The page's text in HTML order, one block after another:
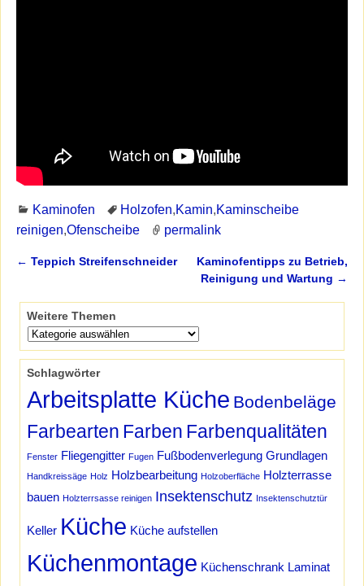
Kaminofen Holzofen,Kamin,Kaminscheibe
reinigen,Ofenscheibe permalink
← Teppich Streifenschneider
Kaminofentipps zu Betrieb,
Reinigung und Wartung →
Weitere Themen
Schlagwörter
Arbeitsplatte Küche Bodenbeläge
Farbearten Farben Farbenqualitäten
Fenster Fliegengitter Fugen Fußbodenverlegung Grundlagen
Handkreissäge Holz Holzbearbeitung Holzoberfläche Holzterrasse
bauen Holzterrsasse reinigen Insektenschutz Insektenschutztür
Keller Küche Küche aufstellen
Küchenmontage Küchenschrank Laminat